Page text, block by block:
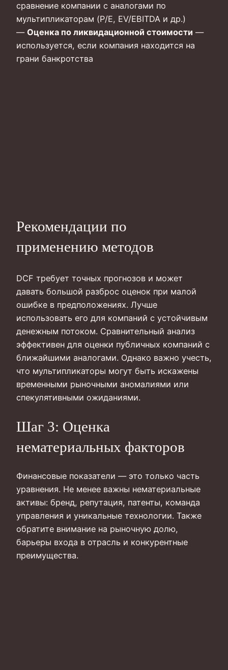
сравнение компании с аналогами по
мультипликаторам (P/E, EV/EBITDA и др.)
— Оценка по ликвидационной стоимости —
используется, если компания находится на
грани банкротства
Рекомендации по
применению методов
DCF требует точных прогнозов и может
давать большой разброс оценок при малой
ошибке в предположениях. Лучше
использовать его для компаний с устойчивым
денежным потоком. Сравнительный анализ
эффективен для оценки публичных компаний с
ближайшими аналогами. Однако важно учесть,
что мультипликаторы могут быть искажены
временными рыночными аномалиями или
спекулятивными ожиданиями.
Шаг 3: Оценка
нематериальных факторов
Финансовые показатели — это только часть
уравнения. Не менее важны нематериальные
активы: бренд, репутация, патенты, команда
управления и уникальные технологии. Также
обратите внимание на рыночную долю,
барьеры входа в отрасль и конкурентные
преимущества.